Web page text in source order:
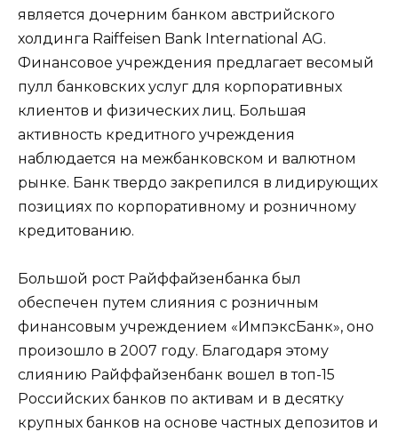
является дочерним банком австрийского
холдинга Raiffeisen Bank International AG.
Финансовое учреждения предлагает весомый
пулл банковских услуг для корпоративных
клиентов и физических лиц. Большая
активность кредитного учреждения
наблюдается на межбанковском и валютном
рынке. Банк твердо закрепился в лидирующих
позициях по корпоративному и розничному
кредитованию.
Большой рост Райффайзенбанка был
обеспечен путем слияния с розничным
финансовым учреждением «ИмпэксБанк», оно
произошло в 2007 году. Благодаря этому
слиянию Райффайзенбанк вошел в топ-15
Российских банков по активам и в десятку
крупных банков на основе частных депозитов и